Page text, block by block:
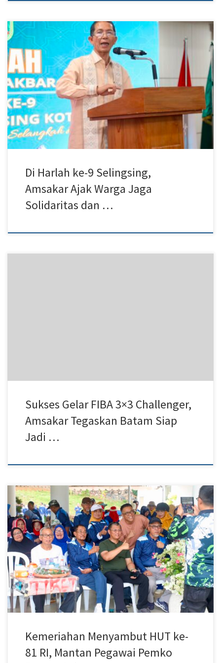
Batam – Wali Kota Batam sekaligus Pembina Perkumpulan
Selingsing Kota Batam, Amsakar Achmad, menghadiri Halaqah
Pengajian Akbar yang dirangkaikan dengan peringatan Hari Lahir
(Harlah) ke-9 Perkumpulan Selingsing Kota Batam di Nagoya
Mansion, Kecamatan Lubukbaja, Sabtu (26/7/2026). Kegiatan
tersebut menjadi ajang mempererat silaturahmi sekaligus
memperkuat semangat persatuan warga Selingsing yang
bermukim di […]
Di Harlah ke-9 Selingsing,
Amsakar Ajak Warga Jaga
Solidaritas dan …
Sukses Gelar FIBA 3×3 Challenger,
Amsakar Tegaskan Batam Siap
Jadi …
Batam – Semangat menyambut Hari Ulang Tahun (HUT) ke-81
Kemerdekaan Republik Indonesia terasa semarak dalam
silaturahmi Persatuan Mantan Pegawai Pemko Batam (PMPPB) di
Taman Kolam, Sekupang, Sabtu (25/7/2026). Berbagai lomba
bernuansa kemerdekaan, seperti makan kerupuk, estafet
kelereng, dan memasukkan paku ke dalam botol, menjadi ajang
mempererat silaturahmi sekaligus membangkitkan nostalgia para
[…]
Kemeriahan Menyambut HUT ke-
81 RI, Mantan Pegawai Pemko